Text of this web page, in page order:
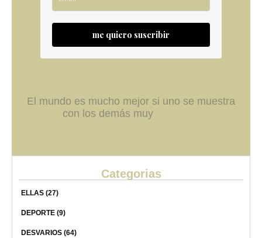
me quiero suscribir
El mundo es mucho mejor si uno se muestra
con los demás muy
Categorias
ELLAS (27)
DEPORTE (9)
DESVARIOS (64)